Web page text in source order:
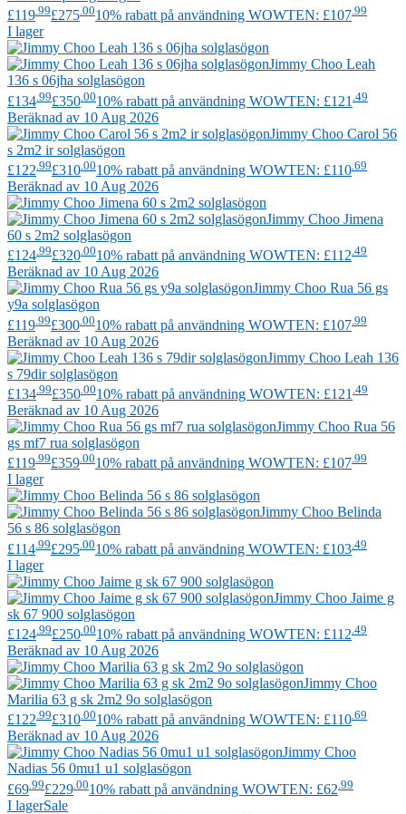
£119.99£275.0010% rabatt på användning WOWTEN: £107.99
I lager
Jimmy Choo Leah
136 s 06jha solglasögon
£134 .99£350 .0010% rabatt på användning WOWTEN: £121 .49
Beräknad av 10 Aug 2026
Jimmy Choo Carol 56
s 2m2 ir solglasögon
£122 .99£310 .0010% rabatt på användning WOWTEN: £110 .69
Beräknad av 10 Aug 2026
Jimmy Choo Jimena
60 s 2m2 solglasögon
£124.99£320.0010% rabatt på användning WOWTEN: £112.49
Beräknad av 10 Aug 2026
Jimmy Choo Rua 56 gs
y9a solglasögon
£119 .99£300 .0010% rabatt på användning WOWTEN: £107 .99
Beräknad av 10 Aug 2026
Jimmy Choo Leah 136
s 79dir solglasögon
£134 .99£350 .0010% rabatt på användning WOWTEN: £121 .49
Beräknad av 10 Aug 2026
Jimmy Choo Rua 56
gs mf7 rua solglasögon
£119.99£359.0010% rabatt på användning WOWTEN: £107.99
I lager
Jimmy Choo Belinda
56 s 86 solglasögon
£114 .99£295 .0010% rabatt på användning WOWTEN: £103 .49
I lager
Jimmy Choo Jaime g
sk 67 900 solglasögon
£124 .99£250 .0010% rabatt på användning WOWTEN: £112 .49
Beräknad av 10 Aug 2026
Jimmy Choo
Marilia 63 g sk 2m2 9o solglasögon
£122.99£310.0010% rabatt på användning WOWTEN: £110.69
Beräknad av 10 Aug 2026
Jimmy Choo
Nadias 56 0mu1 u1 solglasögon
£69 .99£229 .0010% rabatt på användning WOWTEN: £62 .99
I lagerSale